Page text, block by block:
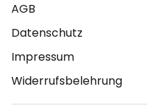
AGB
Datenschutz
Impressum
Widerrufsbelehrung